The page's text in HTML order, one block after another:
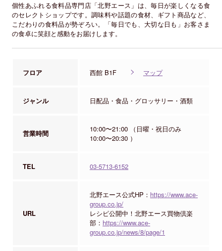
個性あふれる食料品専門店「北野エース」は、毎日が楽しくなる食
のセレクトショップです。調味料や話題の食材、ギフト商品など、
こだわりの食料品が勢ぞろい。「毎日でも、大切な日も」お客さま
の食卓に笑顔と感動をお届けします。
フロア 西館 B1F マップ
ジャンル 日配品・食品・グロッサリー・酒類
営業時間
10:00〜21:00 （日曜・祝日のみ
10:00〜20:30 ）
TEL 03-5713-6152
URL
北野エース公式HP： https://www.ace-
group.co.jp/
レシピ公開中！北野エース買物倶楽
部： https://www.ace-
group.co.jp/news/8/page/1